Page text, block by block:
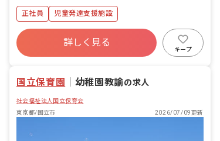
正社員 児童発達支援施設
詳しく見る
キープ
国立保育園 幼稚園教諭の求人
社会福祉法人国立保育会
東京都/国立市
2026/07/09更新